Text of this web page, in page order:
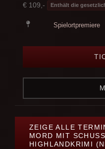
€ 109,- Enthält die
Spielortpremiere
ZEIGE ALLE
MORD MIT
HIGHLANDKRIMI